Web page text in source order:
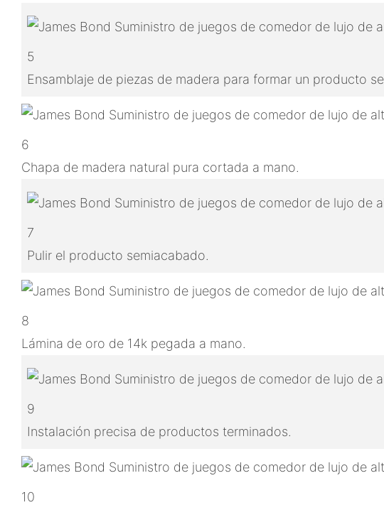
5
Ensamblaje de piezas de madera para formar un producto
6
Chapa de madera natural pura cortada a mano.
7
Pulir el producto semiacabado.
8
Lámina de oro de 14k pegada a mano.
9
Instalación precisa de productos terminados.
10